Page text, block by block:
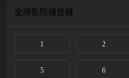
金牌影院播放器
1 2
5 6